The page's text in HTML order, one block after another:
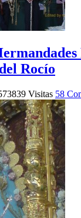
Rocío
Visitas 58